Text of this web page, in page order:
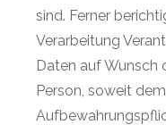
sind. Ferner
Verarbeitung
Daten auf Wunsch
Person, soweit